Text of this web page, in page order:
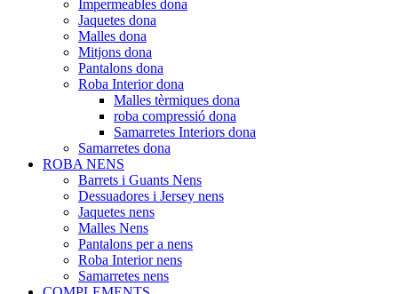
Impermeables dona
Jaquetes dona
Malles dona
Mitjons dona
Pantalons dona
Roba Interior dona
Malles tèrmiques dona
roba compressió dona
Samarretes Interiors dona
Samarretes dona
ROBA NENS
Barrets i Guants Nens
Dessuadores i Jersey nens
Jaquetes nens
Malles Nens
Pantalons per a nens
Roba Interior nens
Samarretes nens